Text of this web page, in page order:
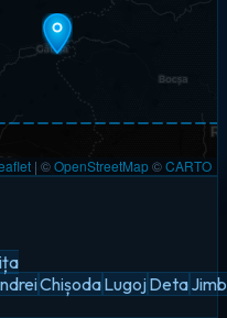
| ©OpenStreetMap©CARTO
ChișodaLugojDeta